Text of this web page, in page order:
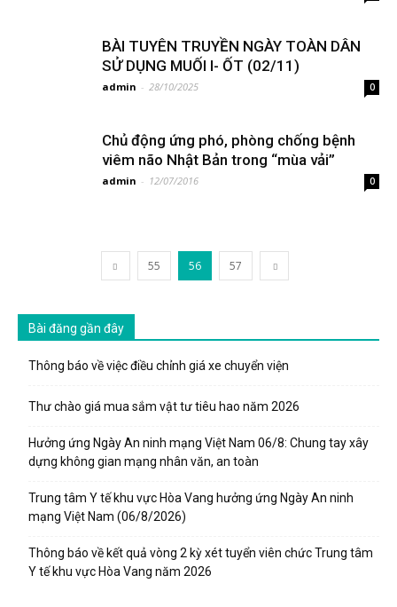
BÀI TUYÊN TRUYỀN NGÀY TOÀN DÂN
SỬ DỤNG MUỐI I- ỐT (02/11)
admin - 28/10/2025 0
Chủ động ứng phó, phòng chống bệnh
viêm não Nhật Bản trong “mùa vải”
admin - 12/07/2016 0
55 56 57
Bài đăng gần đây
Thông báo về việc điều chỉnh giá xe chuyển viện
Thư chào giá mua sắm vật tư tiêu hao năm 2026
Hưởng ứng Ngày An ninh mạng Việt Nam 06/8: Chung tay xây
dựng không gian mạng nhân văn, an toàn
Trung tâm Y tế khu vực Hòa Vang hưởng ứng Ngày An ninh
mạng Việt Nam (06/8/2026)
Thông báo về kết quả vòng 2 kỳ xét tuyển viên chức Trung tâm
Y tế khu vực Hòa Vang năm 2026